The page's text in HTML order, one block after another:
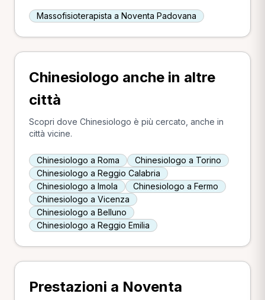
Massofisioterapista a Noventa Padovana
Chinesiologo anche in altre
città
Scopri dove Chinesiologo è più cercato, anche in
città vicine.
Chinesiologo a Roma
Chinesiologo a Torino
Chinesiologo a Reggio Calabria
Chinesiologo a Imola
Chinesiologo a Fermo
Chinesiologo a Vicenza
Chinesiologo a Belluno
Chinesiologo a Reggio Emilia
Prestazioni a Noventa